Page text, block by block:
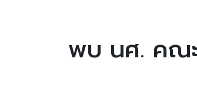
พบ นศ. คณ